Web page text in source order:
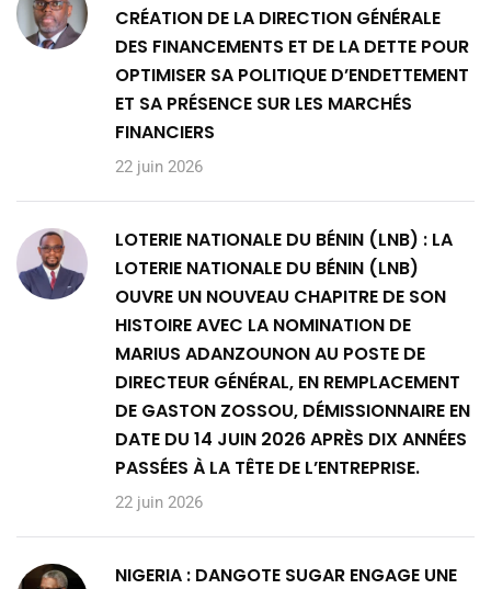
CRÉATION DE LA DIRECTION GÉNÉRALE
DES FINANCEMENTS ET DE LA DETTE POUR
OPTIMISER SA POLITIQUE D’ENDETTEMENT
ET SA PRÉSENCE SUR LES MARCHÉS
FINANCIERS
22 juin 2026
LOTERIE NATIONALE DU BÉNIN (LNB) : LA
LOTERIE NATIONALE DU BÉNIN (LNB)
OUVRE UN NOUVEAU CHAPITRE DE SON
HISTOIRE AVEC LA NOMINATION DE
MARIUS ADANZOUNON AU POSTE DE
DIRECTEUR GÉNÉRAL, EN REMPLACEMENT
DE GASTON ZOSSOU, DÉMISSIONNAIRE EN
DATE DU 14 JUIN 2026 APRÈS DIX ANNÉES
PASSÉES À LA TÊTE DE L’ENTREPRISE.
22 juin 2026
NIGERIA : DANGOTE SUGAR ENGAGE UNE